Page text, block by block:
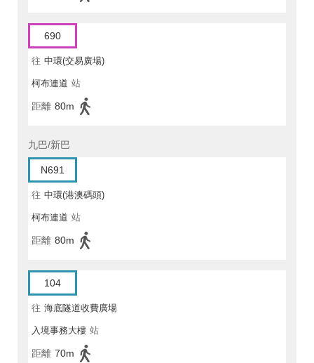
690
往 中環(交易廣場)
柯布連道 站
距離 80m
九巴/新巴
N691
往 中環(港澳碼頭)
柯布連道 站
距離 80m
104
往 海底隧道收費廣場
入境事務大樓 站
距離 70m